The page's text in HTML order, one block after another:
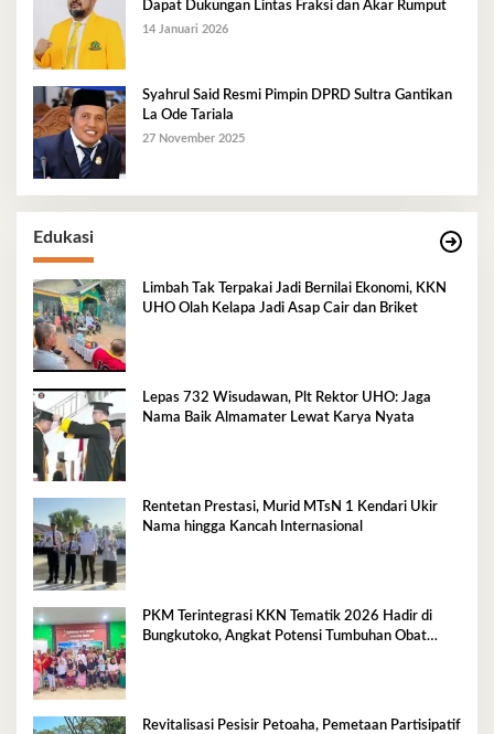
Dapat Dukungan Lintas Fraksi dan Akar Rumput
14 Januari 2026
Syahrul Said Resmi Pimpin DPRD Sultra Gantikan
La Ode Tariala
27 November 2025
Edukasi
Limbah Tak Terpakai Jadi Bernilai Ekonomi, KKN
UHO Olah Kelapa Jadi Asap Cair dan Briket
Lepas 732 Wisudawan, Plt Rektor UHO: Jaga
Nama Baik Almamater Lewat Karya Nyata
Rentetan Prestasi, Murid MTsN 1 Kendari Ukir
Nama hingga Kancah Internasional
PKM Terintegrasi KKN Tematik 2026 Hadir di
Bungkutoko, Angkat Potensi Tumbuhan Obat
Revitalisasi Pesisir Petoaha, Pemetaan Partisipatif